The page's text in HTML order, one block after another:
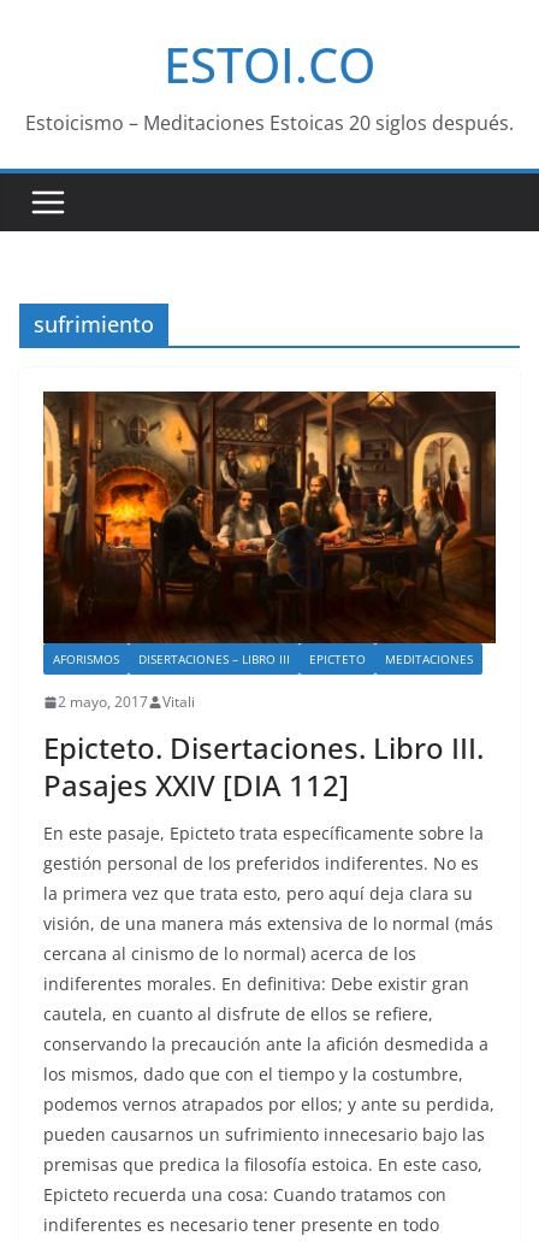
ESTOI.CO
Estoicismo – Meditaciones Estoicas 20 siglos después.
sufrimiento
AFORISMOS DISERTACIONES – LIBRO III EPICTETO MEDITACIONES
2 mayo, 2017 Vitali
Epicteto. Disertaciones. Libro III.
Pasajes XXIV [DIA 112]
En este pasaje, Epicteto trata específicamente sobre la
gestión personal de los preferidos indiferentes. No es
la primera vez que trata esto, pero aquí deja clara su
visión, de una manera más extensiva de lo normal (más
cercana al cinismo de lo normal) acerca de los
indiferentes morales. En definitiva: Debe existir gran
cautela, en cuanto al disfrute de ellos se refiere,
conservando la precaución ante la afición desmedida a
los mismos, dado que con el tiempo y la costumbre,
podemos vernos atrapados por ellos; y ante su perdida,
pueden causarnos un sufrimiento innecesario bajo las
premisas que predica la filosofía estoica. En este caso,
Epicteto recuerda una cosa: Cuando tratamos con
indiferentes es necesario tener presente en todo